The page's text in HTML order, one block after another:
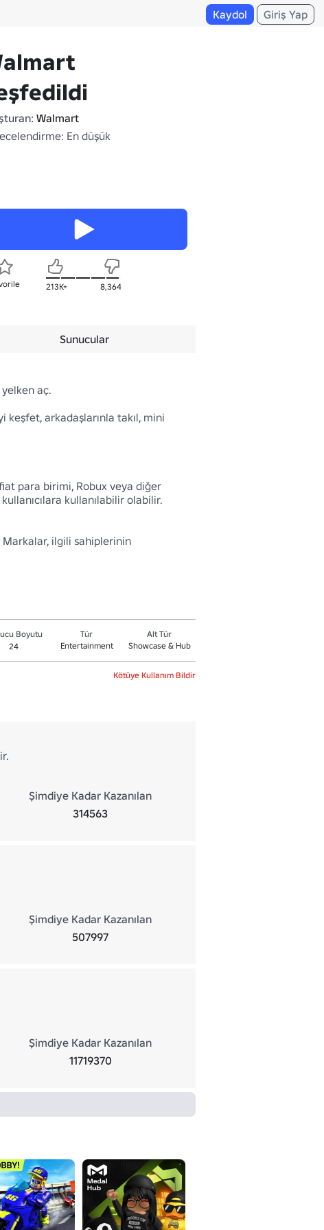
Kaydol Giriş Yap
Walmart
En düşük
213K+ 8,364
Sunucular
aç.
keşfet, arkadaşlarınla takıl, mini
para birimi, Robux veya diğer
kullanılabilir olabilir.
Markalar, ilgili sahiplerinin
Boyutu
24
Tür
Entertainment
Alt Tür
Showcase & Hub
Kötüye Kullanım Bildir
Şimdiye Kadar Kazanılan
314563
Şimdiye Kadar Kazanılan
507997
Şimdiye Kadar Kazanılan
11719370